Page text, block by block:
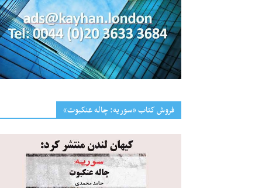
فروش کتاب «سوریه: چاله عنکبوت»